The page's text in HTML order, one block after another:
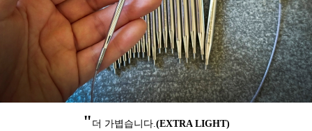
" 더 가볍습니다.(EXTRA LIGHT)